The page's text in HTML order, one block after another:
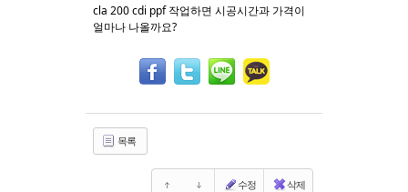
cla 200 cdi ppf 작업하면 시공시간과 가격이
얼마나 나올까요?
목록
수정 삭제
Sketchbook5, 스케치북5
Sketchbook5, 스케치북5